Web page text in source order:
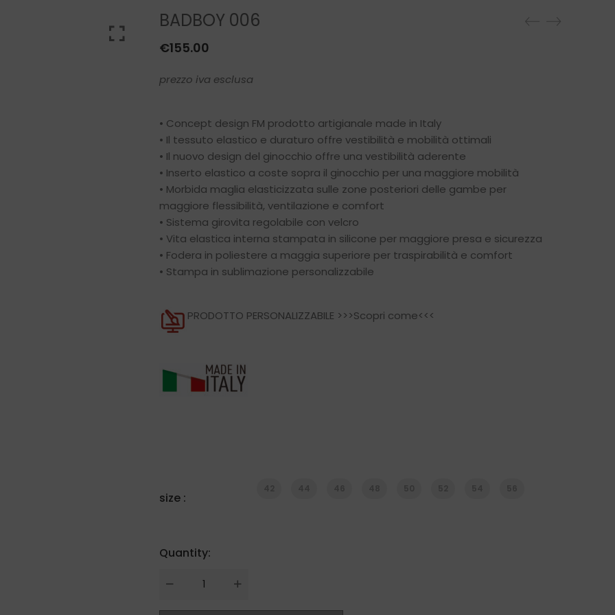
BADBOY 006
€155.00
prezzo iva esclusa
• Concept design FM prodotto artigianale made in Italy
• Il tessuto elastico e duraturo offre vestibilità e mobilità ottimali
• Il nuovo design del ginocchio offre una vestibilità aderente
• Inserto elastico a coste sopra il ginocchio per una maggiore mobilità
• Morbida maglia elasticizzata sulle zone posteriori delle gambe per
maggiore flessibilità, ventilazione e comfort
• Sistema girovita regolabile con velcro
• Vita elastica interna stampata in silicone per maggiore presa e sicurezza
• Fodera in poliestere a maggia superiore per traspirabilità e comfort
• Stampa in sublimazione personalizzabile
PRODOTTO PERSONALIZZABILE >>>Scopri come<<<
size :
Quantity:
Quantity